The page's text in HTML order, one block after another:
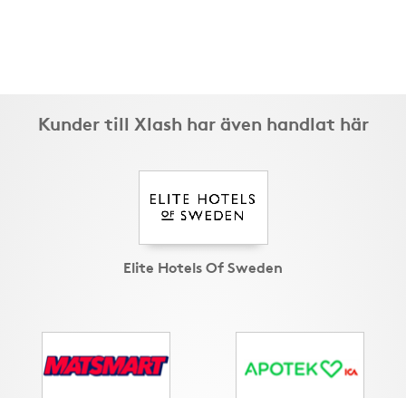
Kunder till Xlash har även handlat här
Elite Hotels Of Sweden